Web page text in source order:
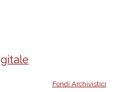
Fondi Archivistici